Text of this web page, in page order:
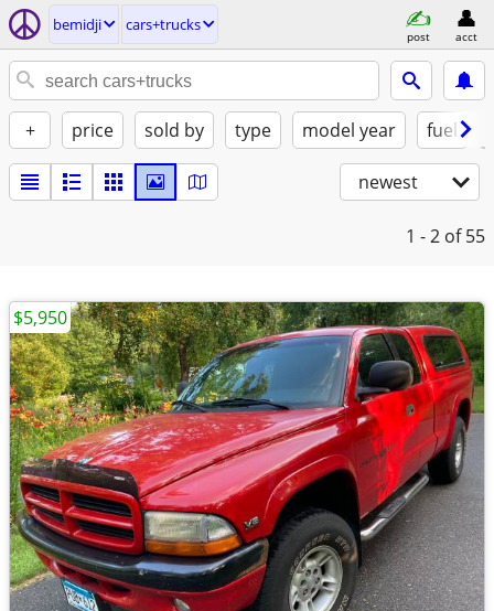
bemidji cars+trucks
post acct
+ price sold by type model year fuel
newest
1 - 2 of 55
$5,950